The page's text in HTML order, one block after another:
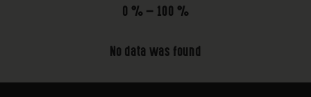
0 % — 100 %
No data was found